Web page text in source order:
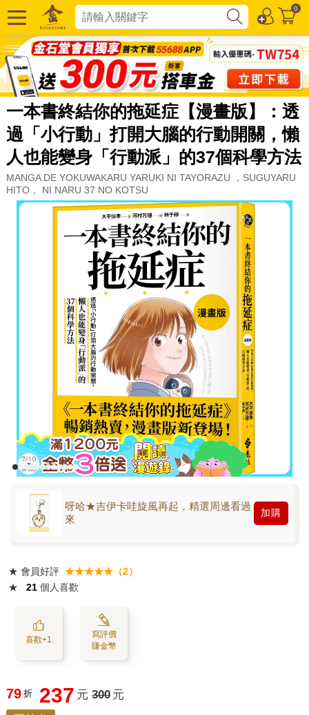
0
一本書終結你的拖延症【漫畫版】：透
過「小行動」打開大腦的行動開關，懶
人也能變身「行動派」的37個科學方法
MANGA DE YOKUWAKARU YARUKI NI TAYORAZU ，SUGUYARU
HITO， NI NARU 37 NO KOTSU
呀哈★吉伊卡哇旋風再起，精選周邊看過
來
加購
★ 會員好評 ★★★★★（2）
★
21 個人喜歡
喜歡+1
寫評價
賺金幣
79 折 237 元 300 元